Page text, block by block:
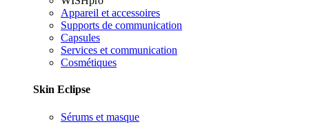
Appareil et accessoires
Supports de communication
Capsules
Services et communication
Cosmétiques
Skin Eclipse
Sérums et masque